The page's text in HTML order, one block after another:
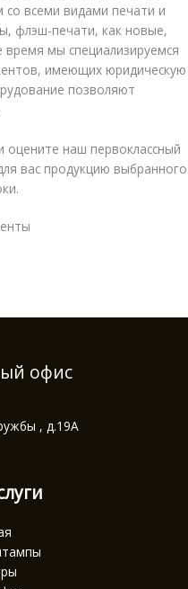
всеми видами печати и
флэш-печати, как новые,
время мы специализируемся
имеющих юридическую
позволяют
оцените наш первоклассный
вас продукцию выбранного
офис
, д.19А